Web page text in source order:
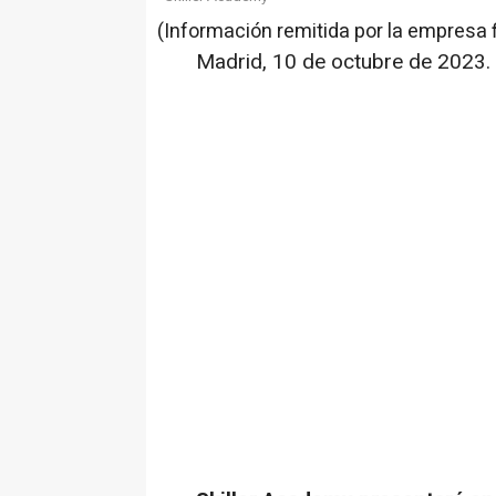
(Información remitida por la empresa
Madrid, 10 de octubre de 2023.